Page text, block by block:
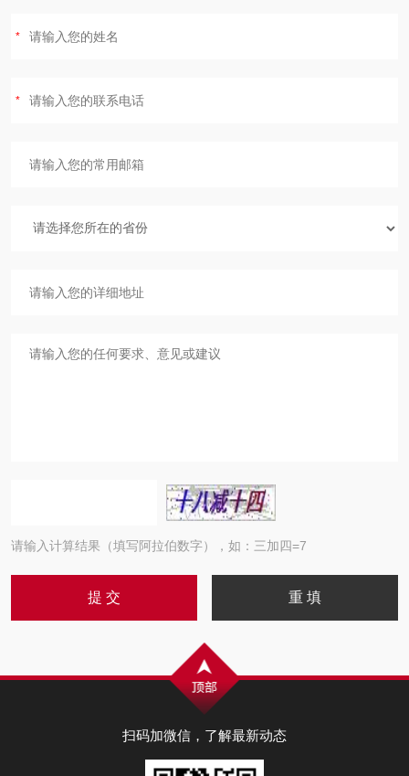
请输入计算结果（填写阿拉伯数字），如：三加四=7
扫码加微信，了解最新动态